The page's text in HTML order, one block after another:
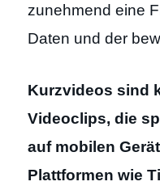
zunehmend eine
Daten und der
Kurzvideos sind
Videoclips, die
auf mobilen
Plattformen wie